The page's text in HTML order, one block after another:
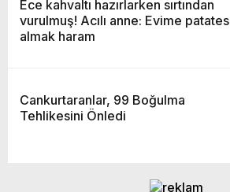
Ece kahvaltı hazırlarken sırtından
vurulmuş! Acılı anne: Evime patates
almak haram
Cankurtaranlar, 99 Boğulma
Tehlikesini Önledi